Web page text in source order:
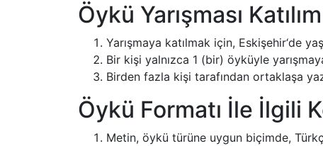
Öykü Yarışması
Yarışmaya katılmak için, Eskişehir‘de
Bir kişi yalnızca 1 (bir) öyküyle
Birden fazla kişi tarafından ortaklaşa
Öykü Formatı İle İlgili
Metin, öykü türüne uygun biçimde,